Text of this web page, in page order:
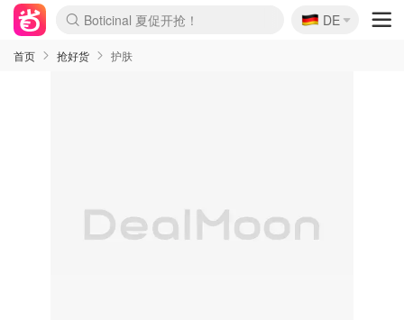
Boticinal 夏促开抢！
4折！lulu周四疯狂上新
还没结束！&OtherStories大促
Joybuy变相75折 随时失效
速领！Stanley独家85折
疑似霸哥！Camper额外叠85折
Zalando 奥莱闪促！每日更新
Moncler反季囤！5折起+叠9折
Coach Brooklyn仅€192
🇩🇪
DE
首页 抢好货 护肤